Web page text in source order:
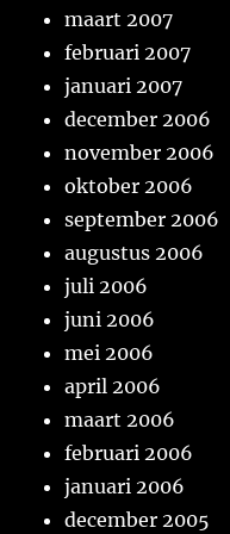
maart 2007
februari 2007
januari 2007
december 2006
november 2006
oktober 2006
september 2006
augustus 2006
juli 2006
juni 2006
mei 2006
april 2006
maart 2006
februari 2006
januari 2006
december 2005